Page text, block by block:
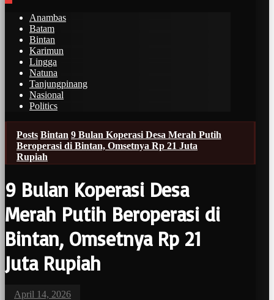
Anambas
Batam
Bintan
Karimun
Lingga
Natuna
Tanjungpinang
Nasional
Politics
Posts Bintan 9 Bulan Koperasi Desa Merah Putih
Beroperasi di Bintan, Omsetnya Rp 21 Juta
Rupiah
9 Bulan Koperasi Desa
Merah Putih Beroperasi di
Bintan, Omsetnya Rp 21
Juta Rupiah
April 14, 2026